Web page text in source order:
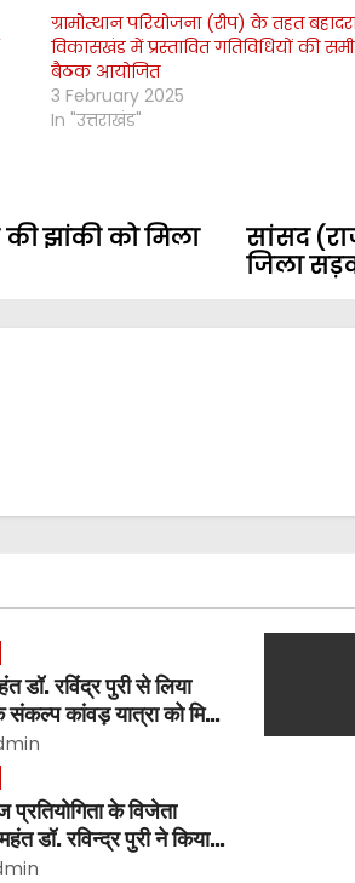
ग्रामोत्थान परियोजना (रीप) के तहत
विकासखंड में प्रस्तावित गतिविधियों की
बैठक आयोजित
3 February 2025
In "उत्तराखंड"
सांसद
जिला
की झांकी को मिला
डॉ. रविंद्र पुरी से लिया
कांवड़ यात्रा को मिला
के विजेता
डॉ. रविन्द्र पुरी ने किया